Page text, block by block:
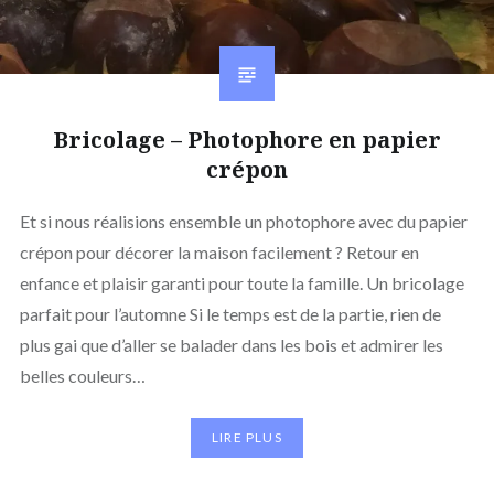
Bricolage – Photophore en papier
crépon
Et si nous réalisions ensemble un photophore avec du papier
crépon pour décorer la maison facilement ? Retour en
enfance et plaisir garanti pour toute la famille. Un bricolage
parfait pour l’automne Si le temps est de la partie, rien de
plus gai que d’aller se balader dans les bois et admirer les
belles couleurs…
LIRE PLUS